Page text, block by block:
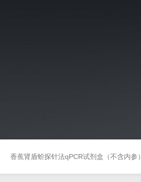
香蕉肾盾蚧探针法qPCR试剂盒（不含内参）